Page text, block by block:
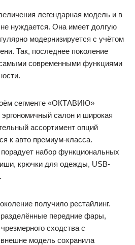
легендарная модель и в
нуждается. Она имеет долгую
модернизируется с учётом
Так, последнее поколение
современными функциями
сегменте «ОКТАВИЮ»
салон и широкая
ассортимент опций
к авто премиум-класса.
набор функциональных
крючки для одежды, USB-
получило рестайлинг.
передние фары,
сходства с
модель сохранила